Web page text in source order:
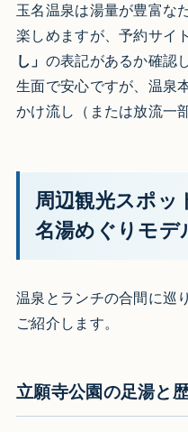
玉名温泉は湯量が豊富な
楽しめますが、予約サイ
し」 の表記があるか確認
生面で安心ですが、温泉
かけ流し（または放流一
周辺観光スポッ
名湯めぐりモデ
温泉とランチの合間に巡
ご紹介します。
立願寺公園の足湯と